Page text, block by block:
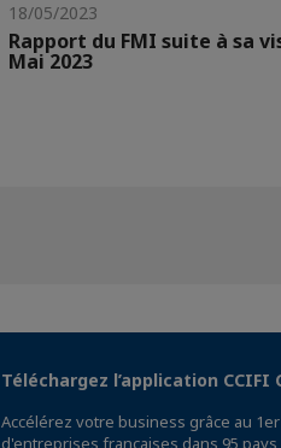
18/05/2023
Rapport du FMI suite à sa
Mai 2023
Téléchargez l’application CCIFI
Accélérez votre business grâce au
d'entreprises françaises dans 95 pays